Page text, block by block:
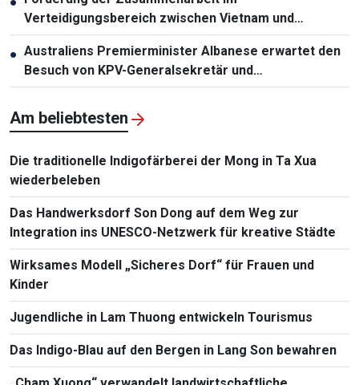
Verteidigungsbereich zwischen Vietnam und
Malaysia
● Australiens Premierminister Albanese erwartet den
Besuch von KPV-Generalsekretär und
Staatspräsident To Lam
Am beliebtesten
Die traditionelle Indigofärberei der Mong in Ta Xua
wiederbeleben
Das Handwerksdorf Son Dong auf dem Weg zur
Integration ins UNESCO-Netzwerk für kreative Städte
Wirksames Modell „Sicheres Dorf“ für Frauen und
Kinder
Jugendliche in Lam Thuong entwickeln Tourismus
Das Indigo-Blau auf den Bergen in Lang Son bewahren